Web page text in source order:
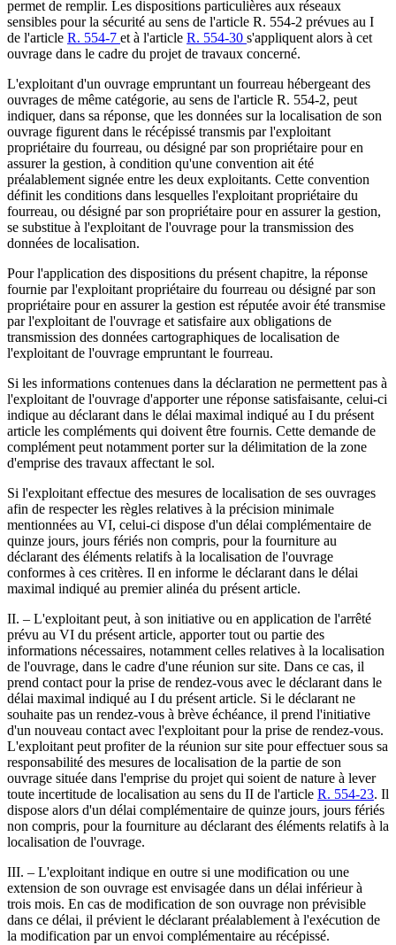
permet de remplir. Les dispositions particulières aux réseaux
sensibles pour la sécurité au sens de l'article R. 554-2 prévues au I
de l'article R. 554-7 et à l'article R. 554-30 s'appliquent alors à cet
ouvrage dans le cadre du projet de travaux concerné.
L'exploitant d'un ouvrage empruntant un fourreau hébergeant des
ouvrages de même catégorie, au sens de l'article R. 554-2, peut
indiquer, dans sa réponse, que les données sur la localisation de son
ouvrage figurent dans le récépissé transmis par l'exploitant
propriétaire du fourreau, ou désigné par son propriétaire pour en
assurer la gestion, à condition qu'une convention ait été
préalablement signée entre les deux exploitants. Cette convention
définit les conditions dans lesquelles l'exploitant propriétaire du
fourreau, ou désigné par son propriétaire pour en assurer la gestion,
se substitue à l'exploitant de l'ouvrage pour la transmission des
données de localisation.
Pour l'application des dispositions du présent chapitre, la réponse
fournie par l'exploitant propriétaire du fourreau ou désigné par son
propriétaire pour en assurer la gestion est réputée avoir été transmise
par l'exploitant de l'ouvrage et satisfaire aux obligations de
transmission des données cartographiques de localisation de
l'exploitant de l'ouvrage empruntant le fourreau.
Si les informations contenues dans la déclaration ne permettent pas à
l'exploitant de l'ouvrage d'apporter une réponse satisfaisante, celui-ci
indique au déclarant dans le délai maximal indiqué au I du présent
article les compléments qui doivent être fournis. Cette demande de
complément peut notamment porter sur la délimitation de la zone
d'emprise des travaux affectant le sol.
Si l'exploitant effectue des mesures de localisation de ses ouvrages
afin de respecter les règles relatives à la précision minimale
mentionnées au VI, celui-ci dispose d'un délai complémentaire de
quinze jours, jours fériés non compris, pour la fourniture au
déclarant des éléments relatifs à la localisation de l'ouvrage
conformes à ces critères. Il en informe le déclarant dans le délai
maximal indiqué au premier alinéa du présent article.
II. – L'exploitant peut, à son initiative ou en application de l'arrêté
prévu au VI du présent article, apporter tout ou partie des
informations nécessaires, notamment celles relatives à la localisation
de l'ouvrage, dans le cadre d'une réunion sur site. Dans ce cas, il
prend contact pour la prise de rendez-vous avec le déclarant dans le
délai maximal indiqué au I du présent article. Si le déclarant ne
souhaite pas un rendez-vous à brève échéance, il prend l'initiative
d'un nouveau contact avec l'exploitant pour la prise de rendez-vous.
L'exploitant peut profiter de la réunion sur site pour effectuer sous sa
responsabilité des mesures de localisation de la partie de son
ouvrage située dans l'emprise du projet qui soient de nature à lever
toute incertitude de localisation au sens du II de l'article R. 554-23. Il
dispose alors d'un délai complémentaire de quinze jours, jours fériés
non compris, pour la fourniture au déclarant des éléments relatifs à la
localisation de l'ouvrage.
III. – L'exploitant indique en outre si une modification ou une
extension de son ouvrage est envisagée dans un délai inférieur à
trois mois. En cas de modification de son ouvrage non prévisible
dans ce délai, il prévient le déclarant préalablement à l'exécution de
la modification par un envoi complémentaire au récépissé.